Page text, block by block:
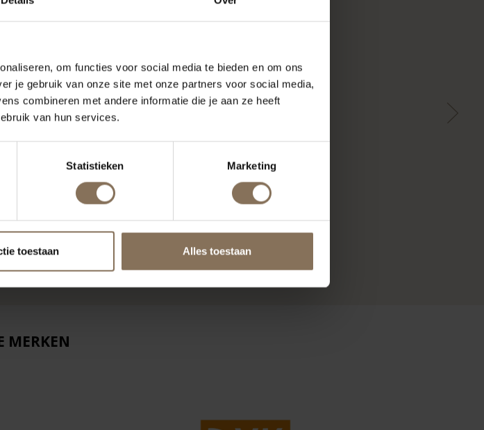
om functies voor social media te bieden en om ons
je gebruik van onze site met onze partners voor social media,
combineren met andere informatie die je aan ze heeft
van hun services.
Statistieken Marketing
toestaan Alles toestaan
MERKEN